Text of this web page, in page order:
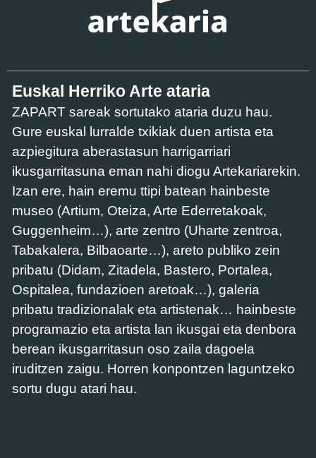
Euskal Herriko Arte ataria
ZAPART sareak sortutako ataria duzu hau.
Gure euskal lurralde txikiak duen artista eta
azpiegitura aberastasun harrigarriari
ikusgarritasuna eman nahi diogu Artekariarekin.
Izan ere, hain eremu ttipi batean hainbeste
museo (Artium, Oteiza, Arte Ederretakoak,
Guggenheim…), arte zentro (Uharte zentroa,
Tabakalera, Bilbaoarte…), areto publiko zein
pribatu (Didam, Zitadela, Bastero, Portalea,
Ospitalea, fundazioen aretoak…), galeria
pribatu tradizionalak eta artistenak… hainbeste
programazio eta artista lan ikusgai eta denbora
berean ikusgarritasun oso zaila dagoela
iruditzen zaigu. Horren konpontzen laguntzeko
sortu dugu atari hau.